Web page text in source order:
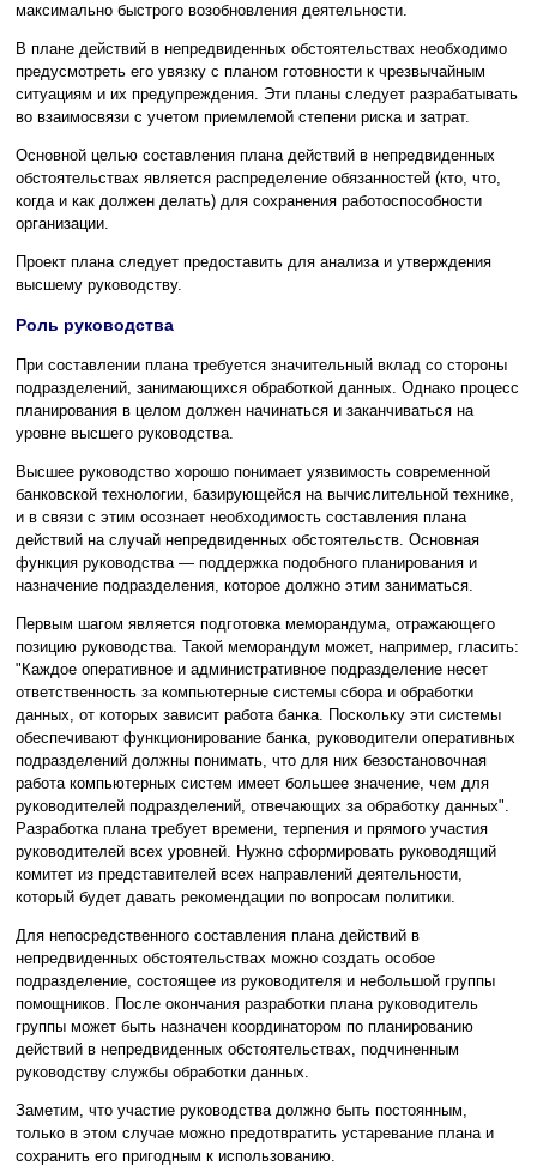
максимально быстрого возобновления деятельности.
В плане действий в непредвиденных обстоятельствах необходимо
предусмотреть его увязку с планом готовности к чрезвычайным
ситуациям и их предупреждения. Эти планы следует разрабатывать
во взаимосвязи с учетом приемлемой степени риска и затрат.
Основной целью составления плана действий в непредвиденных
обстоятельствах является распределение обязанностей (кто, что,
когда и как должен делать) для сохранения работоспособности
организации.
Проект плана следует предоставить для анализа и утверждения
высшему руководству.
Роль руководства
При составлении плана требуется значительный вклад со стороны
подразделений, занимающихся обработкой данных. Однако процесс
планирования в целом должен начинаться и заканчиваться на
уровне высшего руководства.
Высшее руководство хорошо понимает уязвимость современной
банковской технологии, базирующейся на вычислительной технике,
и в связи с этим осознает необходимость составления плана
действий на случай непредвиденных обстоятельств. Основная
функция руководства — поддержка подобного планирования и
назначение подразделения, которое должно этим заниматься.
Первым шагом является подготовка меморандума, отражающего
позицию руководства. Такой меморандум может, например, гласить:
"Каждое оперативное и административное подразделение несет
ответственность за компьютерные системы сбора и обработки
данных, от которых зависит работа банка. Поскольку эти системы
обеспечивают функционирование банка, руководители оперативных
подразделений должны понимать, что для них безостановочная
работа компьютерных систем имеет большее значение, чем для
руководителей подразделений, отвечающих за обработку данных".
Разработка плана требует времени, терпения и прямого участия
руководителей всех уровней. Нужно сформировать руководящий
комитет из представителей всех направлений деятельности,
который будет давать рекомендации по вопросам политики.
Для непосредственного составления плана действий в
непредвиденных обстоятельствах можно создать особое
подразделение, состоящее из руководителя и небольшой группы
помощников. После окончания разработки плана руководитель
группы может быть назначен координатором по планированию
действий в непредвиденных обстоятельствах, подчиненным
руководству службы обработки данных.
Заметим, что участие руководства должно быть постоянным,
только в этом случае можно предотвратить устаревание плана и
сохранить его пригодным к использованию.